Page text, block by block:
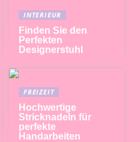
INTERIEUR
Finden Sie den
Perfekten
Designerstuhl
FREIZEIT
Hochwertige
Stricknadeln für
perfekte
Handarbeiten